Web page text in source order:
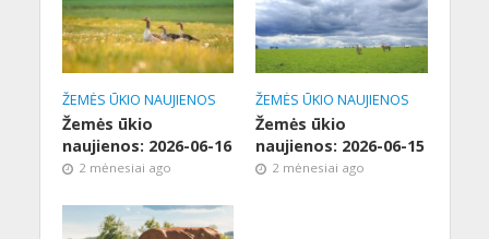
ŽEMĖS ŪKIO NAUJIENOS
Žemės ūkio
naujienos: 2026-06-16
2 mėnesiai ago
ŽEMĖS ŪKIO NAUJIENOS
Žemės ūkio
naujienos: 2026-06-15
2 mėnesiai ago